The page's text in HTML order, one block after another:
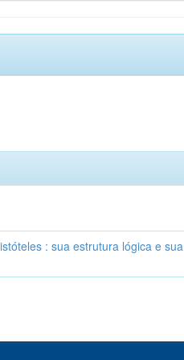
: sua estrutura lógica e sua